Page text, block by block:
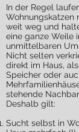
In der Regel
Wohnungskatzen
weit weg und
eine ganze Weile
unmittelbaren
Nicht selten
direkt im Haus,
Speicher oder
stehende
Deshalb gilt:
Sucht selbst in